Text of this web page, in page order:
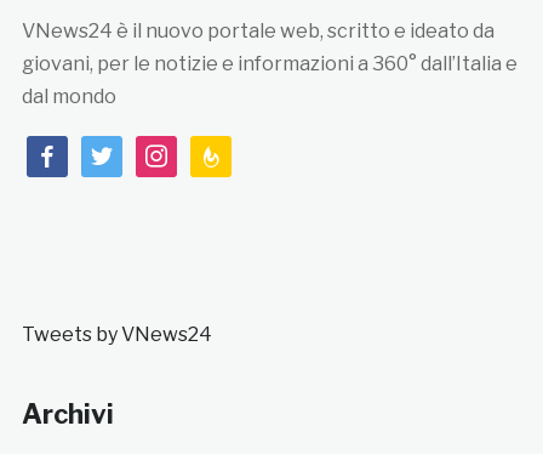
VNews24 è il nuovo portale web, scritto e ideato da
giovani, per le notizie e informazioni a 360° dall’Italia e
dal mondo
facebooktwitterinstagramfeedburner
Tweets by VNews24
Archivi